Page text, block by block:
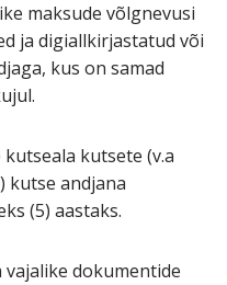
maksude võlgnevusi
ja digiallkirjastatud või
kus on samad
kutsete (v.a
kutse andjana
(5) aastaks.
dokumentide